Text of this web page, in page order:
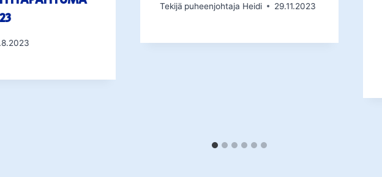
Tekijä puheenjohtaja Heidi 29.11.2023